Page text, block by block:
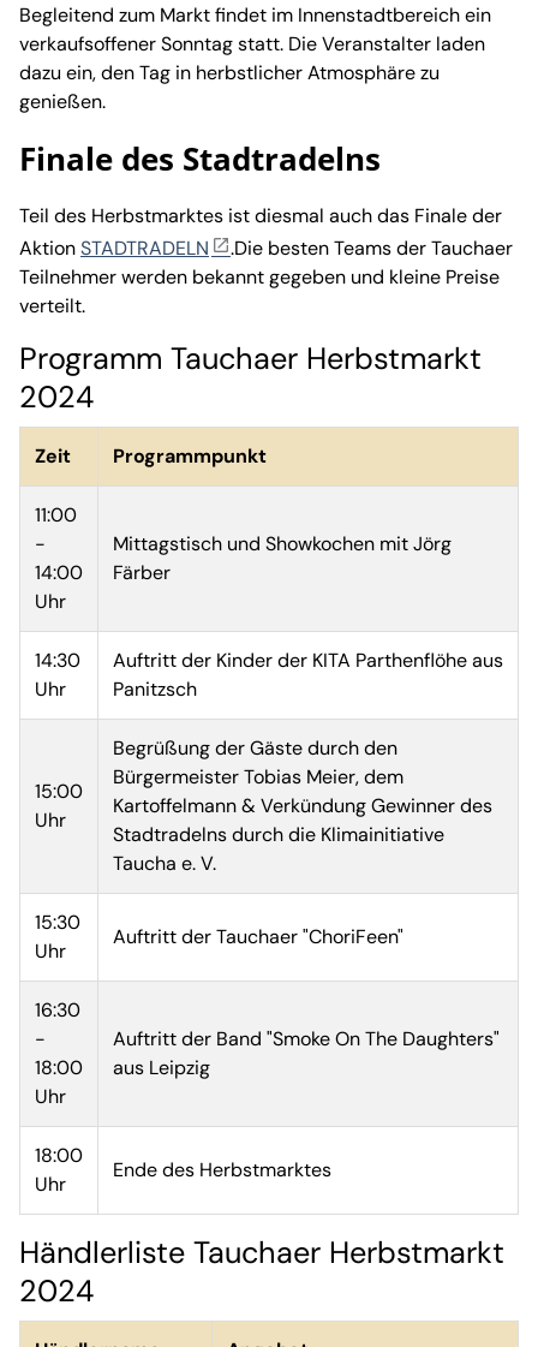
Begleitend zum Markt findet im Innenstadtbereich ein
verkaufsoffener Sonntag statt. Die Veranstalter laden
dazu ein, den Tag in herbstlicher Atmosphäre zu
genießen.
Finale des Stadtradelns
Teil des Herbstmarktes ist diesmal auch das Finale der
AktionSTADTRADELN
.Die besten Teams der Tauchaer
Teilnehmer werden bekannt gegeben und kleine Preise
verteilt.
Programm Tauchaer Herbstmarkt
2024
Zeit Programmpunkt
11:00
-
14:00
Uhr
Mittagstisch und Showkochen mit Jörg
Färber
14:30
Uhr
Auftritt der Kinder der KITA Parthenflöhe aus
Panitzsch
15:00
Uhr
Begrüßung der Gäste durch den
Bürgermeister Tobias Meier, dem
Kartoffelmann & Verkündung Gewinner des
Stadtradelns durch die Klimainitiative
Taucha e. V.
15:30
Uhr
Auftritt der Tauchaer "ChoriFeen"
16:30
-
18:00
Uhr
Auftritt der Band "Smoke On The Daughters"
aus Leipzig
18:00
Uhr
Ende des Herbstmarktes
Händlerliste Tauchaer Herbstmarkt
2024